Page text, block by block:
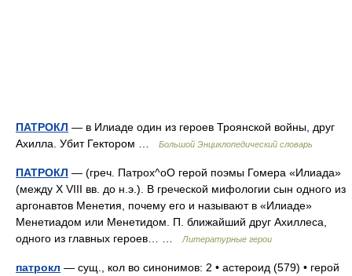
ПАТРОКЛ — в Илиаде один из героев Троянской войны, друг
Ахилла. Убит Гектором …
Большой Энциклопедический словарь
ПАТРОКЛ — (греч. Патрох^оО герой поэмы Гомера «Илиада»
(между Х VIII вв. до н.э.). В греческой мифологии сын одного из
аргонавтов Менетия, почему его и называют в «Илиаде»
Менетиадом или Менетидом. П. ближайший друг Ахиллеса,
одного из главных героев… …
Литературные герои
патрокл — сущ., кол во синонимов: 2 • астероид (579) • герой